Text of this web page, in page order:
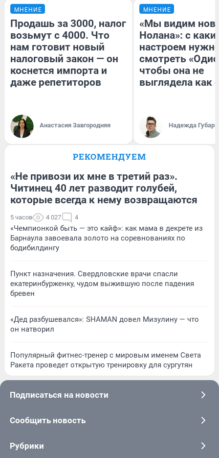
МНЕНИЕ
Продашь за 3000, налог
возьмут с 4000. Что
нам готовит новый
налоговый закон — он
коснется импорта и
даже репетиторов
Анастасия Завгородняя
МНЕНИЕ
«Мы видим
Нолана»: с
настроем
смотреть
чтобы она не
выглядела как
Надежда Губарь
РЕКОМЕНДУЕМ
«Не привози их мне в третий раз».
Читинец 40 лет разводит голубей,
которые всегда к нему возвращаются
5 часов 4 027 4
«Чемпионкой быть — это кайф»: как мама в декрете из
Барнаула завоевала золото на соревнованиях по
бодибилдингу
Пункт назначения. Свердловские врачи спасли
екатеринбурженку, чудом выжившую после падения
бревен
«Дед разбушевался»: SHAMAN довел Мизулину — что
он натворил
Популярный фитнес-тренер с мировым именем Света
Ракета проведет открытую тренировку для сургутян
Подписаться на новости
Сообщить новость
Рубрики